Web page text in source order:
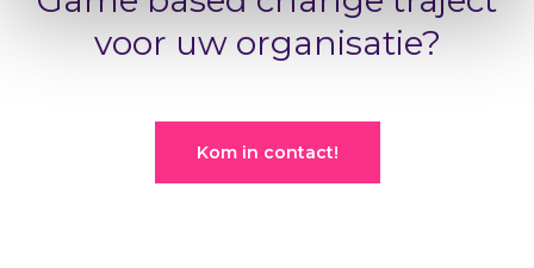
voor uw organisatie?
Kom in contact!